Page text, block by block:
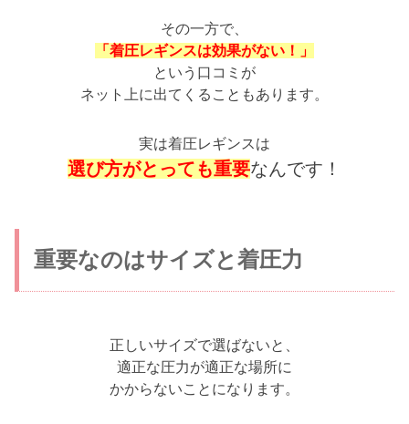
その一方で、
「着圧レギンスは効果がない！」
という口コミが
ネット上に出てくることもあります。
実は着圧レギンスは
選び方がとっても重要なんです！
重要なのはサイズと着圧力
正しいサイズで選ばないと、
適正な圧力が適正な場所に
かからないことになります。